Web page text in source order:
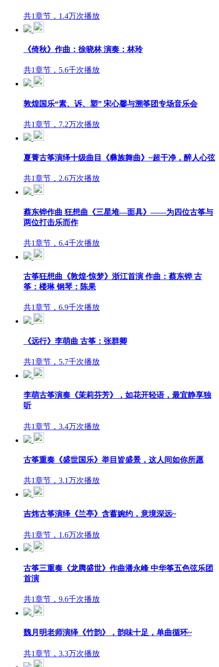
共1章节，1.4万次播放
《倚秋》作曲：徐晓林 演奏：林玲
共1章节，5.6千次播放
敦煌国乐“素、诉、塑” 宋心馨与溯筝团专场音乐会
共1章节，7.2万次播放
夏菁古筝演绎十级曲目《彝族舞曲》~超干净，醉人心弦
共1章节，2.6万次播放
蔡东铧作曲 狂想曲《三星堆—面具》——为四位古筝与
两位打击乐而作
共1章节，6.4千次播放
古筝狂想曲《敦煌·惊梦》浙江首演 作曲：蔡东铧 古
筝：楼琳 钢琴：陈果
共1章节，6.9千次播放
《远行》李萌曲 古筝：张群卿
共1章节，5.7千次播放
李萌古筝演奏《茉莉芬芳》，如花开轻语，最宜静享独
听
共1章节，3.4万次播放
古筝重奏《盛世国乐》举目皆盛景，这人间如你所愿
共1章节，3.1万次播放
吉炜古筝演绎《兰亭》含蓄婉约，意境深远~
共1章节，1.6万次播放
古筝三重奏《龙腾盛世》作曲潘永峰 中华筝五色弦乐团
首演
共1章节，9.6千次播放
魏月明老师演绎《竹韵》，韵味十足，单曲循环~
共1章节，3.3万次播放